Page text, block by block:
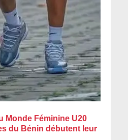
Monde Féminine U20
du Bénin débutent leur